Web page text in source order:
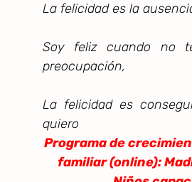
La felicidad es la
Soy feliz cuando no
preocupación,
La felicidad es
quiero
Programa de
familiar (online):